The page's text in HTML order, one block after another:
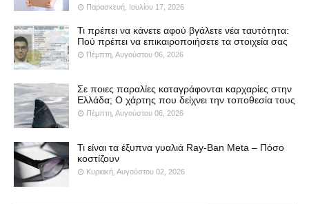
Παρασκευή, Ιουλίου 17, 2026
Τι πρέπει να κάνετε αφού βγάλετε νέα ταυτότητα:
Πού πρέπει να επικαιροποιήσετε τα στοιχεία σας
Πέμπτη, Αυγούστου 06, 2026
Σε ποιες παραλίες καταγράφονται καρχαρίες στην
Ελλάδα; Ο χάρτης που δείχνει την τοποθεσία τους
Πέμπτη, Αυγούστου 06, 2026
Τι είναι τα έξυπνα γυαλιά Ray-Ban Meta – Πόσο
κοστίζουν
Κυριακή, Αυγούστου 02, 2026